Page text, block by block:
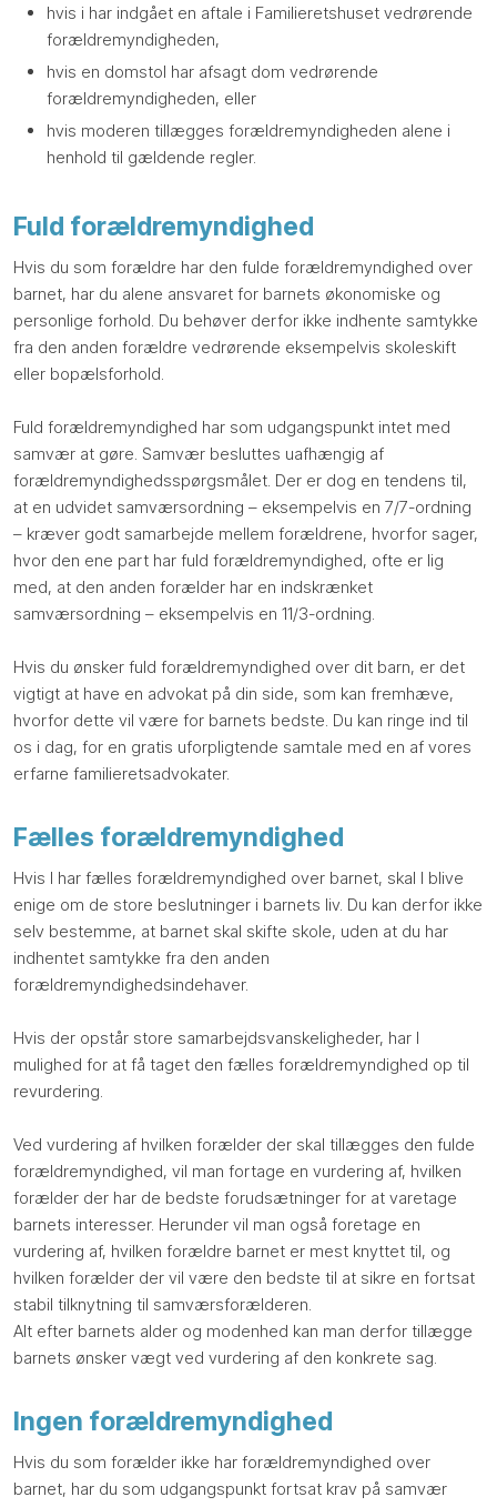
hvis i har indgået en aftale i Familieretshuset vedrørende
forældremyndigheden,
hvis en domstol har afsagt dom vedrørende
forældremyndigheden, eller
hvis moderen tillægges forældremyndigheden alene i
henhold til gældende regler.
Fuld forældremyndighed
​Hvis du som forældre har den fulde forældremyndighed over
barnet, har du alene ansvaret for barnets økonomiske og
personlige forhold. Du behøver derfor ikke indhente samtykke
fra den anden forældre vedrørende eksempelvis skoleskift
eller bopælsforhold.​
Fuld forældremyndighed har som udgangspunkt intet med
samvær at gøre. Samvær besluttes uafhængig af
forældremyndighedsspørgsmålet. Der er dog en tendens til,
at en udvidet samværsordning – eksempelvis en 7/7-ordning
– kræver godt samarbejde mellem forældrene, hvorfor sager,
hvor den ene part har fuld forældremyndighed, ofte er lig
med, at den anden forælder har en indskrænket
samværsordning – eksempelvis en 11/3-ordning.
Hvis du ønsker fuld forældremyndighed over dit barn, er det
vigtigt at have en advokat på din side, som kan fremhæve,
hvorfor dette vil være for barnets bedste. Du kan ringe ind til
os i dag, for en gratis uforpligtende samtale med en af vores
erfarne familieretsadvokater.
Fælles forældremyndighed
Hvis I har fælles forældremyndighed over barnet, skal I blive
enige om de store beslutninger i barnets liv. Du kan derfor ikke
selv bestemme, at barnet skal skifte skole, uden at du har
indhentet samtykke fra den anden
forældremyndighedsindehaver.
Hvis der opstår store samarbejdsvanskeligheder, har I
mulighed for at få taget den fælles forældremyndighed op til
revurdering.
Ved vurdering af hvilken forælder der skal tillægges den fulde
forældremyndighed, vil man fortage en vurdering af, hvilken
forælder der har de bedste forudsætninger for at varetage
barnets interesser. Herunder vil man også foretage en
vurdering af, hvilken forældre barnet er mest knyttet til, og
hvilken forælder der vil være den bedste til at sikre en fortsat
stabil tilknytning til samværsforælderen.
Alt efter barnets alder og modenhed kan man derfor tillægge
barnets ønsker vægt ved vurdering af den konkrete sag.
Ingen forældremyndighed
Hvis du som forælder ikke har forældremyndighed over
barnet, har du som udgangspunkt fortsat krav på samvær